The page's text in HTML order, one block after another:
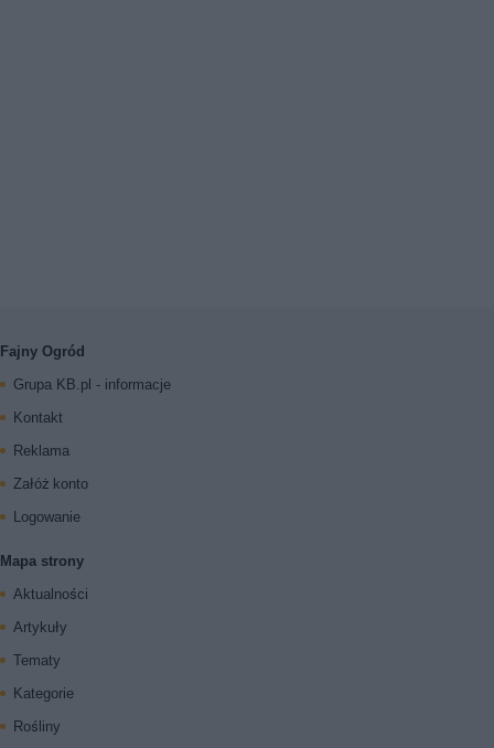
Fajny Ogród
Grupa KB.pl - informacje
Kontakt
Reklama
Załóż konto
Logowanie
Mapa strony
Aktualności
Artykuły
Tematy
Kategorie
Rośliny